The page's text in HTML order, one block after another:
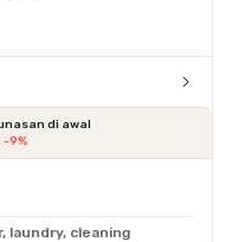
di awal
-9%
laundry, cleaning